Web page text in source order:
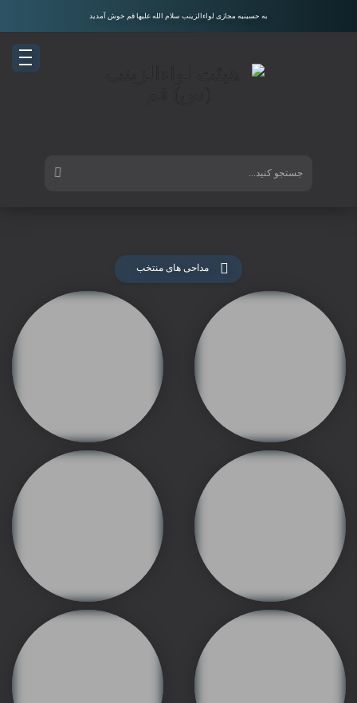
به حسینیه مجازی لواءالزینب سلام الله علیها قم خوش آمدید
مداحی های منتخب